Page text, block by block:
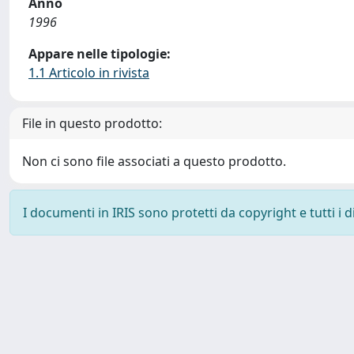
1996
Appare nelle tipologie:
1.1 Articolo in rivista
File in questo prodotto:
Non ci sono file associati a questo prodotto.
I documenti in IRIS sono protetti da copyright e tutti i